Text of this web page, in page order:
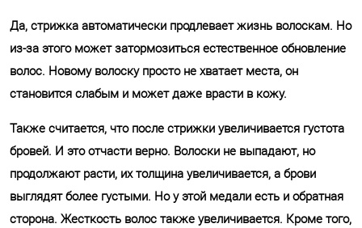
Да, стрижка автоматически продлевает жизнь волоскам. Но
из-за этого может затормозиться естественное обновление
волос. Новому волоску просто не хватает места, он
становится слабым и может даже врасти в кожу.
Также считается, что после стрижки увеличивается густота
бровей. И это отчасти верно. Волоски не выпадают, но
продолжают расти, их толщина увеличивается, а брови
выглядят более густыми. Но у этой медали есть и обратная
сторона. Жесткость волос также увеличивается. Кроме того,